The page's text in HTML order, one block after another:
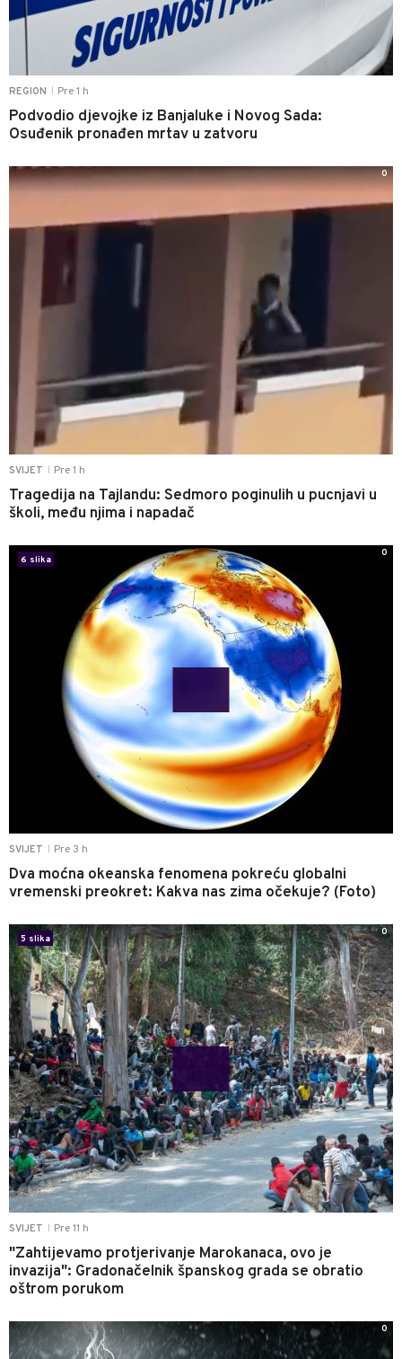
REGION Pre 1 h
Podvodio djevojke iz Banjaluke i Novog Sada:
Osuđenik pronađen mrtav u zatvoru
SVIJET Pre 1 h
Tragedija na Tajlandu: Sedmoro poginulih u pucnjavi u
školi, među njima i napadač
0
SVIJET Pre 3 h
Dva moćna okeanska fenomena pokreću globalni
vremenski preokret: Kakva nas zima očekuje? (Foto)
6 slika
0
SVIJET Pre 11 h
"Zahtijevamo protjerivanje Marokanaca, ovo je
invazija": Gradonačelnik španskog grada se obratio
oštrom porukom
5 slika
0
0